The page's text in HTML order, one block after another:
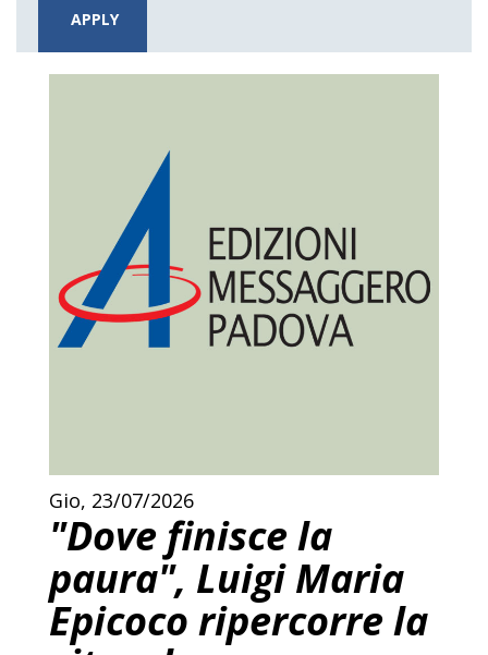
Gio, 23/07/2026
"Dove finisce la
paura", Luigi Maria
Epicoco ripercorre la